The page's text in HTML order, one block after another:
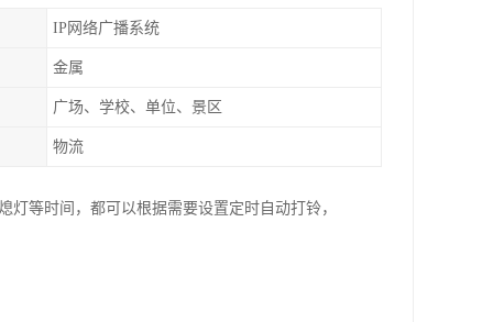
IP网络广播系统
金属
广场、学校、单位、景区
物流
等时间，都可以根据需要设置定时自动打铃，